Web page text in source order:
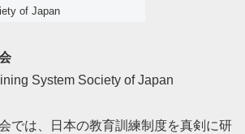
of Japan
System Society of Japan
では、日本の教育訓練制度を真剣に研